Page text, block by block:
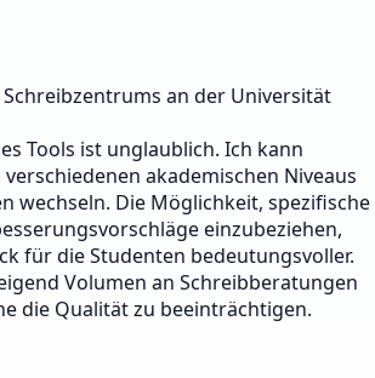
an der Universität
Tools ist unglaublich. Ich kann
akademischen Niveaus
wechseln. Die Möglichkeit, spezifische
einzubeziehen,
für die Studenten bedeutungsvoller.
Volumen an Schreibberatungen
die Qualität zu beeinträchtigen.